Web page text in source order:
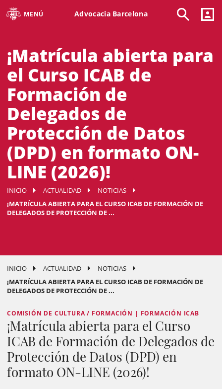
MENÚ Advocacia Barcelona
¡Matrícula abierta para
el Curso ICAB de
Formación de
Delegados de
Protección de Datos
(DPD) en formato ON-
LINE (2026)!
INICIO ACTUALIDAD
NOTICIAS
¡MATRÍCULA ABIERTA PARA EL CURSO ICAB DE FORMACIÓN DE
DELEGADOS DE PROTECCIÓN DE ...
INICIO ACTUALIDAD
NOTICIAS
¡MATRÍCULA ABIERTA PARA EL CURSO ICAB DE FORMACIÓN DE
DELEGADOS DE PROTECCIÓN DE ...
COMISIÓN DE CULTURA / FORMACIÓN | FORMACIÓN ICAB
¡Matrícula abierta para el Curso
ICAB de Formación de Delegados de
Protección de Datos (DPD) en
formato ON-LINE (2026)!